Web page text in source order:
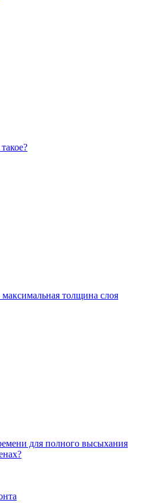
толщина слоя
для полного высыхания